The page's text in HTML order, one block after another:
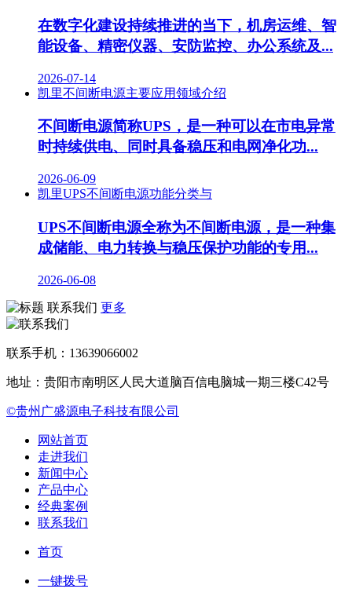
在数字化建设持续推进的当下，机房运维、智
能设备、精密仪器、安防监控、办公系统及...
2026-07-14
凯里不间断电源主要应用领域介绍
不间断电源简称UPS，是一种可以在市电异常
时持续供电、同时具备稳压和电网净化功...
2026-06-09
凯里UPS不间断电源功能分类与
UPS不间断电源全称为不间断电源，是一种集
成储能、电力转换与稳压保护功能的专用...
2026-06-08
联系我们 更多
联系手机：13639066002
地址：贵阳市南明区人民大道脑百信电脑城一期三楼C42号
©贵州广盛源电子科技有限公司
网站首页
走进我们
新闻中心
产品中心
经典案例
联系我们
首页
一键拨号